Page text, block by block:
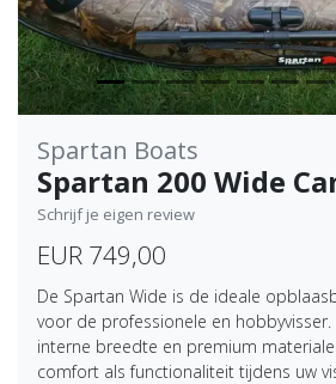
Spartan Boats
Spartan 200 Wide
Schrijf je eigen review
EUR 749,00
De Spartan Wide is de ideale
voor de professionele en
interne breedte en premium
comfort als functionaliteit tijdens uw